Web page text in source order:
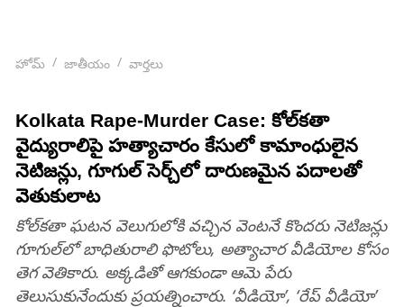
హోమ్ జాతీయం వార్తలు
Kolkata Rape-Murder Case: కోల్‌కతా
వైద్యురాలిపై హత్యాచారం కేసులో కామాంధులైన
నెటిజన్లు, గూగుల్ సెర్చ్‌లో దారుణమైన పదాలతో
వెతుకులాట
కోల్‌కతా ఘటన వెలుగులోకి వచ్చిన వెంటనే కొందరు నెటిజన్లు
గూగుల్‌లో బాధితురాలి ఫొటోలు, అత్యాచార వీడియోల కోసం
తెగ వెతికారు. అక్కడితో ఆగకుండా ఆమె పేరు
తెలుసుకునేందుకు ప్రయత్నించారు. ‘వీడియో’, ‘రేప్ వీడియో’